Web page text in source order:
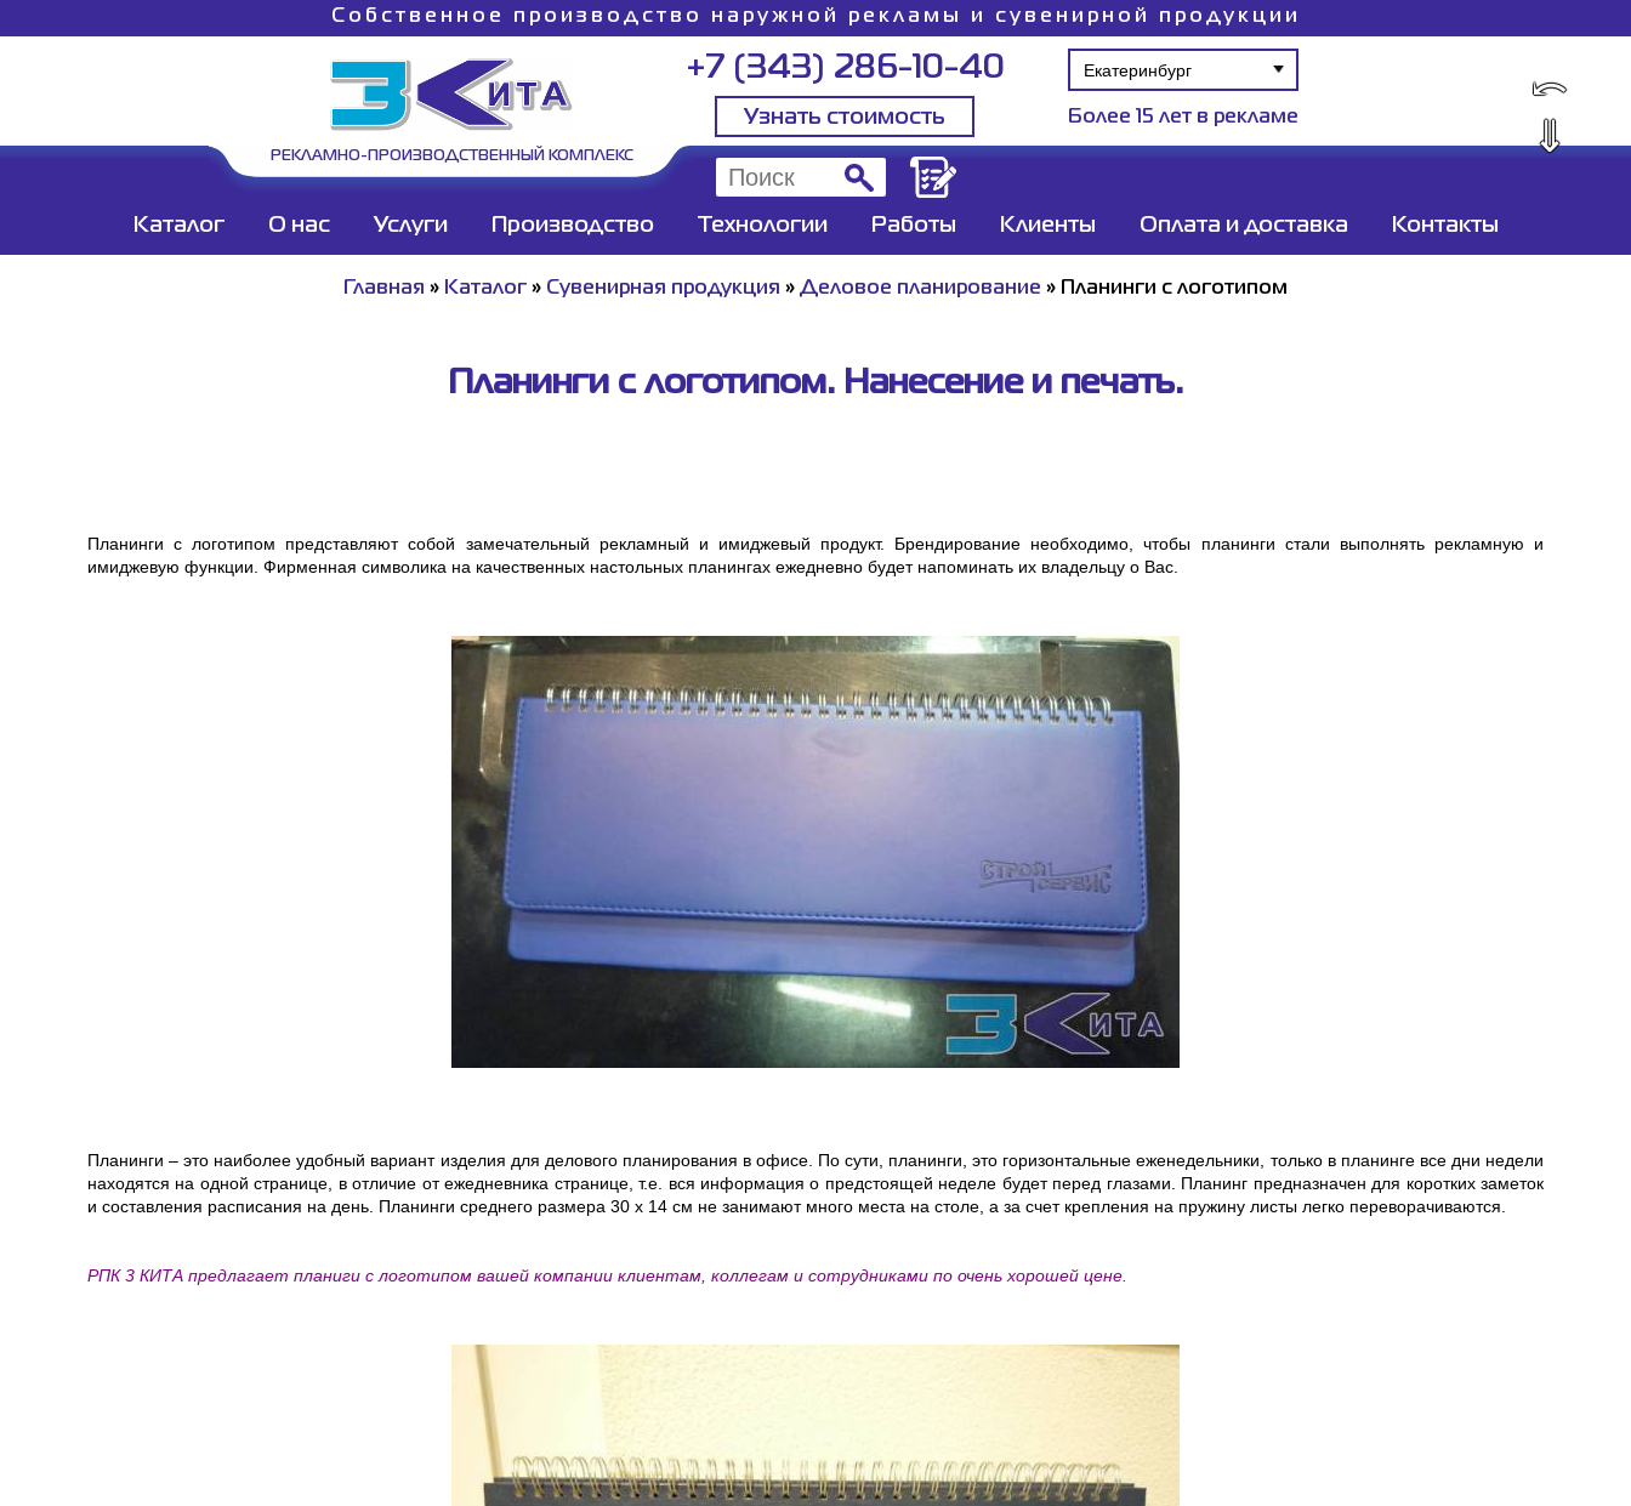
⇓
⤺
Собственное производство наружной рекламы и сувенирной продукции
РЕКЛАМНО-ПРОИЗВОДСТВЕННЫЙ КОМПЛЕКС
+7 (343) 286-10-40
Узнать стоимость Более 15 лет в рекламе
Каталог О нас Услуги Производство Технологии Работы Клиенты Оплата и доставка Контакты
Главная » Каталог » Сувенирная продукция » Деловое планирование » Планинги с логотипом
Планинги с логотипом. Нанесение и печать.
Планинги с логотипом представляют собой замечательный рекламный и имиджевый продукт. Брендирование необходимо, чтобы планинги стали выполнять рекламную и
имиджевую функции. Фирменная символика на качественных настольных планингах ежедневно будет напоминать их владельцу о Вас.
Планинги – это наиболее удобный вариант изделия для делового планирования в офисе. По сути, планинги, это горизонтальные еженедельники, только в планинге все дни недели
находятся на одной странице, в отличие от ежедневника странице, т.е. вся информация о предстоящей неделе будет перед глазами. Планинг предназначен для коротких заметок
и составления расписания на день. Планинги среднего размера 30 х 14 см не занимают много места на столе, а за счет крепления на пружину листы легко переворачиваются.
РПК 3 КИТА предлагает планиги с логотипом вашей компании клиентам, коллегам и сотрудниками по очень хорошей цене.